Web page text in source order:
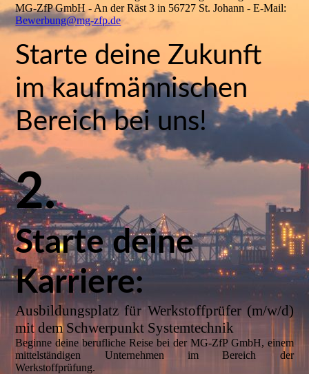
MG-ZfP GmbH - An der Räst 3 in 56727 St. Johann - E-Mail:
Bewerbung@mg-zfp.de
Starte deine Zukunft
im kaufmännischen
Bereich bei uns!
2.
Starte deine
Karriere:
Ausbildungsplatz für Werkstoffprüfer (m/w/d)
mit dem Schwerpunkt Systemtechnik
Beginne deine berufliche Reise bei der MG-ZfP GmbH, einem
mittelständigen Unternehmen im Bereich der
Werkstoffprüfung.